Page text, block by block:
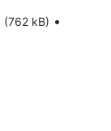
(762 kB) •